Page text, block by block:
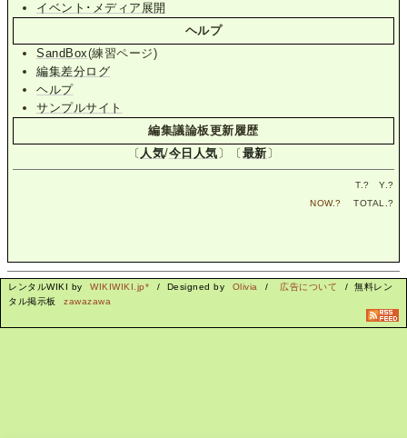
イベント･メディア展開
ヘルプ
SandBox(練習ページ)
編集差分ログ
ヘルプ
サンプルサイト
編集議論板更新履歴
〔 人気/今日人気 〕〔 最新 〕
T.? Y.?
NOW.? TOTAL.?
レンタルWIKI by WIKIWIKI.jp* / Designed by Olivia / 広告について
/ 無料レン
タル掲示板
zawazawa